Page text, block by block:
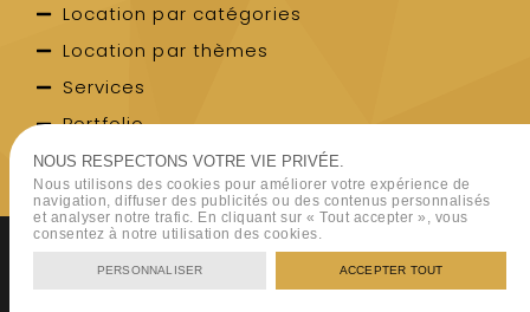
NOUS RESPECTONS VOTRE VIE PRIVÉE.
Nous utilisons des cookies pour améliorer votre expérience de
navigation, diffuser des publicités ou des contenus personnalisés
et analyser notre trafic. En cliquant sur « Tout accepter », vous
consentez à notre utilisation des cookies.
PERSONNALISER ACCEPTER TOUT
Location par catégories
Location par thèmes
Services
Portfolio
Contact
Copyright 2026 - Rent Event Party | Designed byAgence Markeasy
Communication Mentions légales-CGL